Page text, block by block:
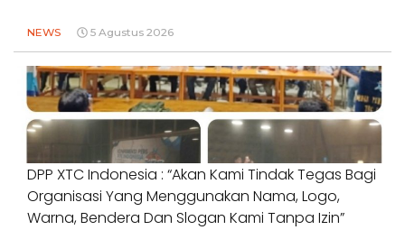
NEWS 5 Agustus 2026
DPP XTC Indonesia : “Akan Kami Tindak Tegas Bagi
Organisasi Yang Menggunakan Nama, Logo,
Warna, Bendera Dan Slogan Kami Tanpa Izin”